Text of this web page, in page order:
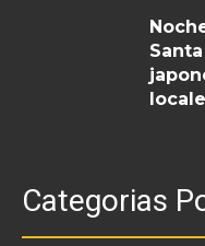
Categorias